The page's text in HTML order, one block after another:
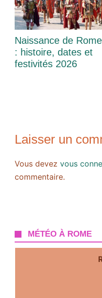
Naissance de Rome
: histoire, dates et
festivités 2026
Laisser un
Vous devez vous
commentaire.
MÉTÉO À ROME